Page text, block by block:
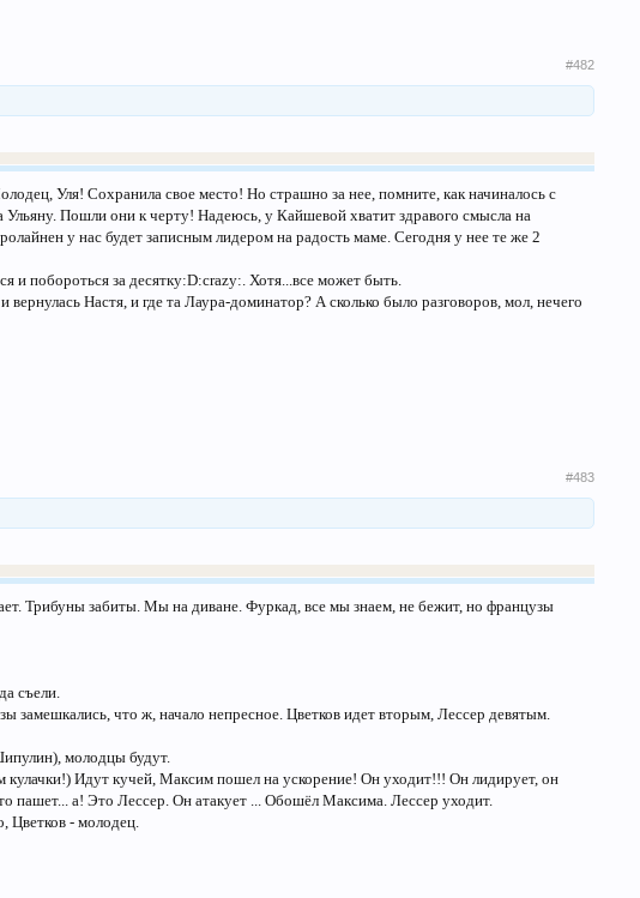
#482
Уля! Сохранила свое место! Но страшно за нее, помните, как начиналось с
Пошли они к черту! Надеюсь, у Кайшевой хватит здравого смысла на
у нас будет записным лидером на радость маме. Сегодня у нее те же 2
и побороться за десятку:D:crazy:. Хотя...все может быть.
Настя, и где та Лаура-доминатор? А сколько было разговоров, мол, нечего
#483
Трибуны забиты. Мы на диване. Фуркад, все мы знаем, не бежит, но французы
съели.
замешкались, что ж, начало непресное. Цветков идет вторым, Лессер девятым.
молодцы будут.
Идут кучей, Максим пошел на ускорение! Он уходит!!! Он лидирует, он
пашет... а! Это Лессер. Он атакует ... Обошёл Максима. Лессер уходит.
Цветков - молодец.